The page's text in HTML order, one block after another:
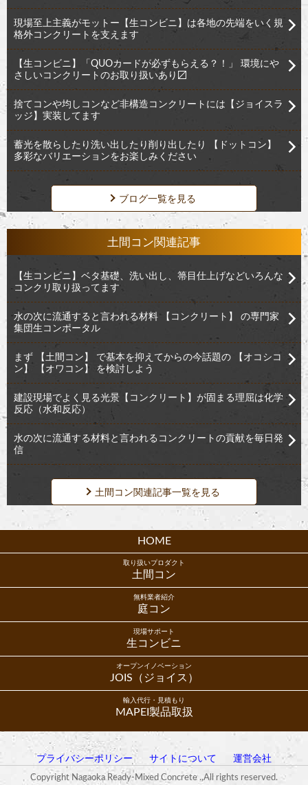
現場至上主義がモットー【生コンビニ】は各地の先端をいく規
格外コンクリートを支えます
【生コンビニ】「QUOカードが必ずもらえる？！」 環境にや
さしいコンクリートのお取り扱いあり〼
捨てコンや均しコンなど非構造コンクリートには【ジョイスラ
ッジ】実装してます
蓄光を散らしたり洗い出したり削り出したり 【ドットコン】
多彩なバリエーションをお楽しみください
ブログ一覧を見る
土間コン関連記事
【生コンビニ】ベタ基礎、洗い出し、箒目仕上げなどいろんな
コンクリ取り扱ってます
水の次に流通すると言われる材料 【コンクリート】 の専門家
集団生コンポータル
まず 【土間コン】 で基本を抑えてからの今話題の 【オコシコ
ン】 【オワコン】 を検討しよう
建設現場でよく見る光景【コンクリート】が固まる理屈は化学
反応（水和反応）
水の次に流通する材料と言われるコンクリートの貢献を毎日発
信
土間コン関連記事一覧を見る
HOME
取り扱いプロダクト
土間コン
無料業者紹介
庭コン
現場サポート
生コンビニ
オープンイノベーション
JOIS（ジョイス）
輸入代行・見積もり
MAPEI製品取扱
プライバシーポリシー サイトについて 運営会社
Copyright Nagaoka Ready-Mixed Concrete .,All rights reserved.